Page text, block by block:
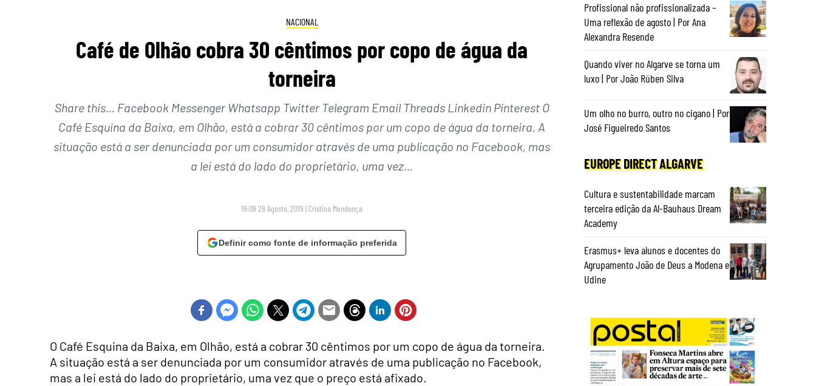
NACIONAL
Café de Olhão cobra 30 cêntimos por copo de água da
torneira
Share this… Facebook Messenger Whatsapp Twitter Telegram Email Threads Linkedin Pinterest O
Café Esquina da Baixa, em Olhão, está a cobrar 30 cêntimos por um copo de água da torneira. A
situação está a ser denunciada por um consumidor através de uma publicação no Facebook, mas
a lei está do lado do proprietário, uma vez…
19:09 28 Agosto, 2019 | Cristina Mendonça
Definir como fonte de informação preferida
O Café Esquina da Baixa, em Olhão, está a cobrar 30 cêntimos por um copo de água da torneira.
A situação está a ser denunciada por um consumidor através de uma publicação no Facebook,
mas a lei está do lado do proprietário, uma vez que o preço está afixado.
Profissional não profissionalizada –
Uma reflexão de agosto | Por Ana
Alexandra Resende
Quando viver no Algarve se torna um
luxo | Por João Rúben Silva
Um olho no burro, outro no cigano | Por
José Figueiredo Santos
EUROPE DIRECT ALGARVE
Cultura e sustentabilidade marcam
terceira edição da Al-Bauhaus Dream
Academy
Erasmus+ leva alunos e docentes do
Agrupamento João de Deus a Modena e
Udine